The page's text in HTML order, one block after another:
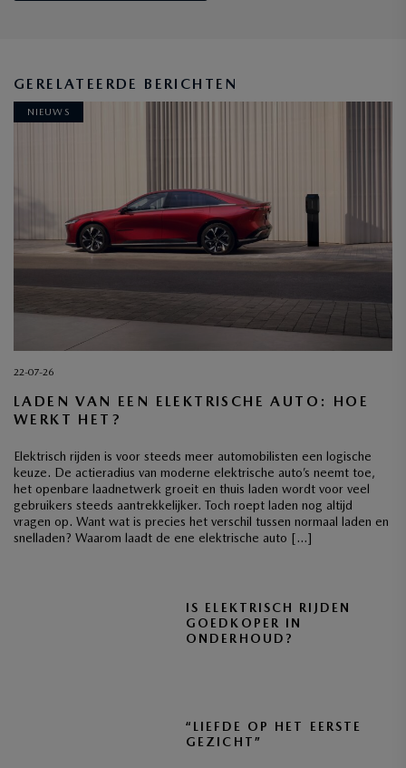
GERELATEERDE BERICHTEN
NIEUWS
22-07-26
LADEN VAN EEN ELEKTRISCHE AUTO: HOE
WERKT HET?
Elektrisch rijden is voor steeds meer automobilisten een logische
keuze. De actieradius van moderne elektrische auto’s neemt toe,
het openbare laadnetwerk groeit en thuis laden wordt voor veel
gebruikers steeds aantrekkelijker. Toch roept laden nog altijd
vragen op. Want wat is precies het verschil tussen normaal laden en
snelladen? Waarom laadt de ene elektrische auto […]
IS ELEKTRISCH RIJDEN
GOEDKOPER IN
ONDERHOUD?
“LIEFDE OP HET EERSTE
GEZICHT”